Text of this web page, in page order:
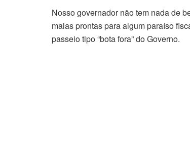
Nosso governador não tem nada de
malas prontas para algum paraíso
passeio tipo “bota fora” do Governo.